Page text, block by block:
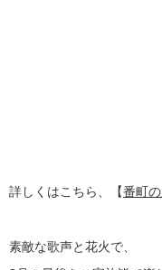
詳しくはこちら、【番町
素敵な歌声と花火で、